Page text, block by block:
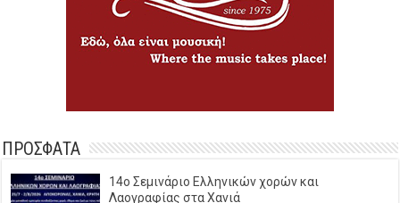
ΠΡΟΣΦΑΤΑ
14o Σεμινάριο Ελληνικών χορών και
Λαογραφίας στα Χανιά